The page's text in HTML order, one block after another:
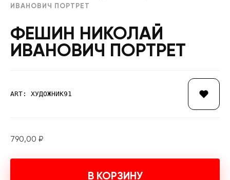
ИВАНОВИЧ ПОРТРЕТ
ФЕШИН НИКОЛАЙ
ИВАНОВИЧ ПОРТРЕТ
ART: ХУДОЖНИК91
790,00 ₽
В КОРЗИНУ